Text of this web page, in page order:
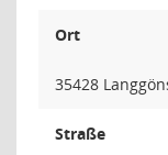
Ort
35428
Straße